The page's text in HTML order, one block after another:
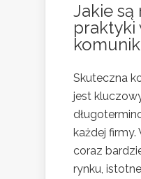
Jakie są
praktyki
Skuteczna
jest
każdej firmy.
coraz
rynku,